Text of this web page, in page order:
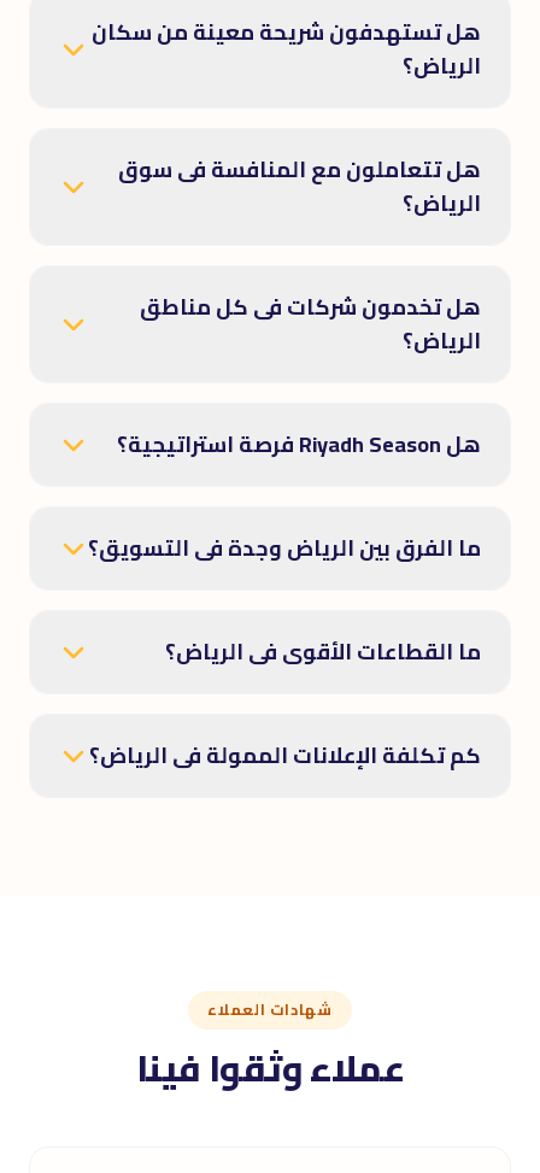
هل تستهدفون شريحة معينة من سكان
الرياض؟
هل تتعاملون مع المنافسة فى سوق
الرياض؟
هل تخدمون شركات فى كل مناطق
الرياض؟
هل Riyadh Season فرصة استراتيجية؟
ما الفرق بين الرياض وجدة فى التسويق؟
ما القطاعات الأقوى فى الرياض؟
كم تكلفة الإعلانات الممولة فى الرياض؟
شهادات العملاء
عملاء وثقوا فينا